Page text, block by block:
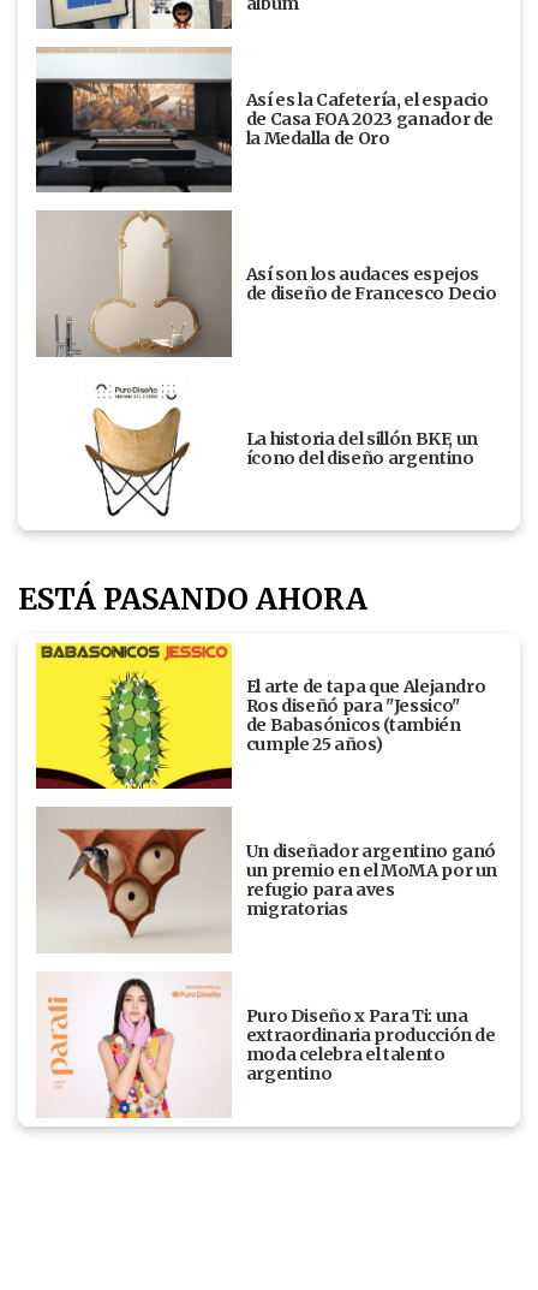
Así es la Cafetería, el espacio
de Casa FOA 2023 ganador de
la Medalla de Oro
Así son los audaces espejos
de diseño de Francesco Decio
La historia del sillón BKF, un
ícono del diseño argentino
ESTÁ PASANDO AHORA
El arte de tapa que Alejandro
Ros diseñó para "Jessico"
de Babasónicos (también
cumple 25 años)
Un diseñador argentino ganó
un premio en el MoMA por un
refugio para aves
migratorias
Puro Diseño x Para Ti: una
extraordinaria producción de
moda celebra el talento
argentino